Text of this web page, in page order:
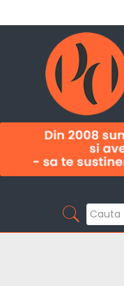
Sunt primul care